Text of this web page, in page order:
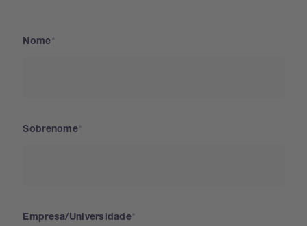
Nome
Sobrenome
Empresa/Universidade